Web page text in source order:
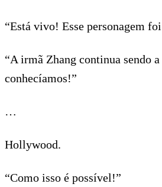
“Está vivo! Esse personagem
“A irmã Zhang continua sendo
conhecíamos!”
…
Hollywood.
“Como isso é possível!”